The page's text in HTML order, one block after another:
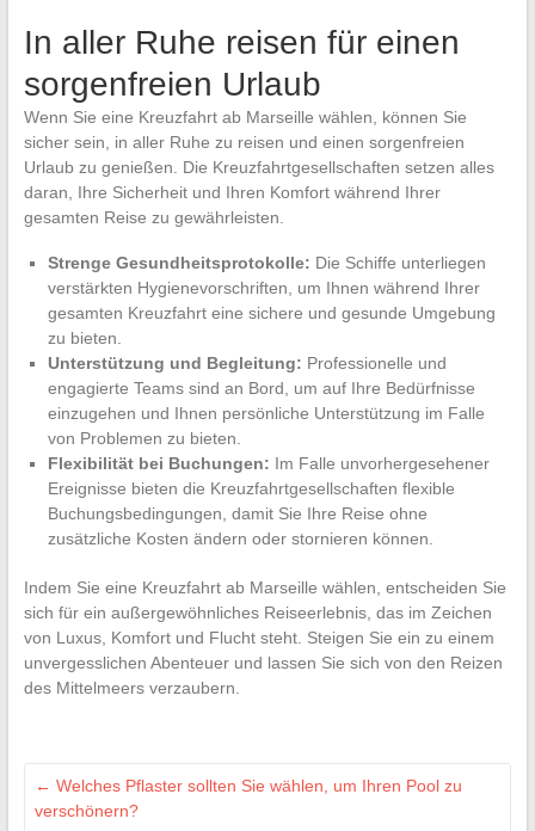
In aller Ruhe reisen für einen
sorgenfreien Urlaub
Wenn Sie eine Kreuzfahrt ab Marseille wählen, können Sie
sicher sein, in aller Ruhe zu reisen und einen sorgenfreien
Urlaub zu genießen. Die Kreuzfahrtgesellschaften setzen alles
daran, Ihre Sicherheit und Ihren Komfort während Ihrer
gesamten Reise zu gewährleisten.
Strenge Gesundheitsprotokolle: Die Schiffe unterliegen
verstärkten Hygienevorschriften, um Ihnen während Ihrer
gesamten Kreuzfahrt eine sichere und gesunde Umgebung
zu bieten.
Unterstützung und Begleitung: Professionelle und
engagierte Teams sind an Bord, um auf Ihre Bedürfnisse
einzugehen und Ihnen persönliche Unterstützung im Falle
von Problemen zu bieten.
Flexibilität bei Buchungen: Im Falle unvorhergesehener
Ereignisse bieten die Kreuzfahrtgesellschaften flexible
Buchungsbedingungen, damit Sie Ihre Reise ohne
zusätzliche Kosten ändern oder stornieren können.
Indem Sie eine Kreuzfahrt ab Marseille wählen, entscheiden Sie
sich für ein außergewöhnliches Reiseerlebnis, das im Zeichen
von Luxus, Komfort und Flucht steht. Steigen Sie ein zu einem
unvergesslichen Abenteuer und lassen Sie sich von den Reizen
des Mittelmeers verzaubern.
← Welches Pflaster sollten Sie wählen, um Ihren Pool zu
verschönern?